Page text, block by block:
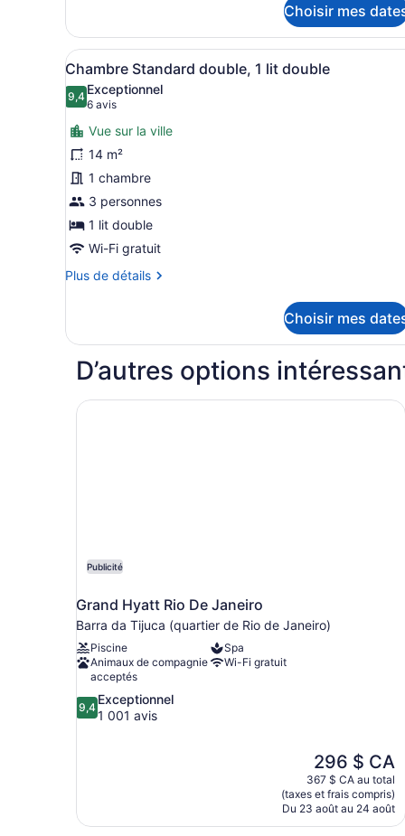
lits
jumeaux
Chambre
triple
Standard,
lits
jumeaux
Choisir mes
Afficher
toutes
les
photos
pour
ce
type
de
chambre :
Chambre
Standard
double,
lit
double
Une chambre moderne
17
Chambre Standard double, 1 lit double
9,49,4 sur 10
Exceptionnel
6 avis
(6 avis)
Vue sur la ville
14 m²
1 chambre
3 personnes
1 lit double
Wi-Fi gratuit
Plus de détails
Plus
Chambre
double,
Choisir mes
D’autres options
Publicité
Grand Hyatt Rio De Janeiro
Barra da Tijuca (quartier de Rio de Janeiro)
Piscine
Spa
Animaux de compagnie
acceptés
Wi-Fi gratuit
9.4
sur
9,4
Exceptionnel
1 001 avis
Le
prix
est
de
296 $ CA
296 $ CA
367 $ CA au total
(taxes et frais compris)
Du 23 août au 24 août
Grand Hyatt Rio De Janeiro